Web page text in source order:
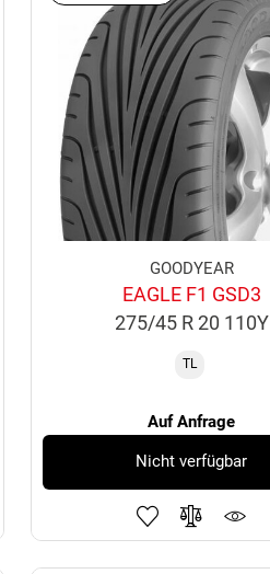
GOODYEAR
EAGLE F1 GSD3
275/45 R 20 110Y
TL
Auf Anfrage
Nicht verfügbar